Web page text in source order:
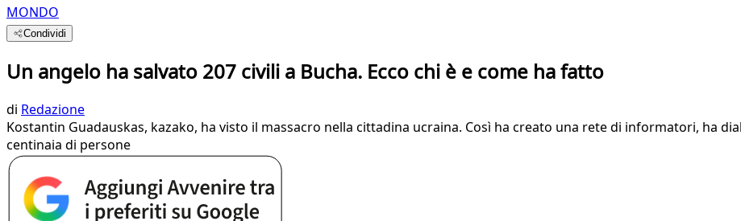
MONDO
Condividi
Un angelo ha salvato 207 civili a Bucha. Ecco chi è e come ha fatto
di Redazione
Kostantin Guadauskas, kazako, ha visto il massacro nella cittadina ucraina. Così ha creato una rete di informatori, ha
centinaia di persone